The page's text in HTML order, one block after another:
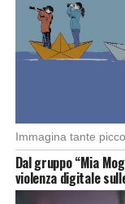
Dal gruppo “Mia
violenza digitale